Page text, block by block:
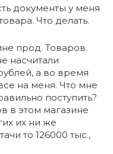
документы у меня
Что делать.
прод. Товаров.
насчитали
а во время
на меня. Что мне
поступить?
в этом магазине
их ни же
то 126000 тыс.,